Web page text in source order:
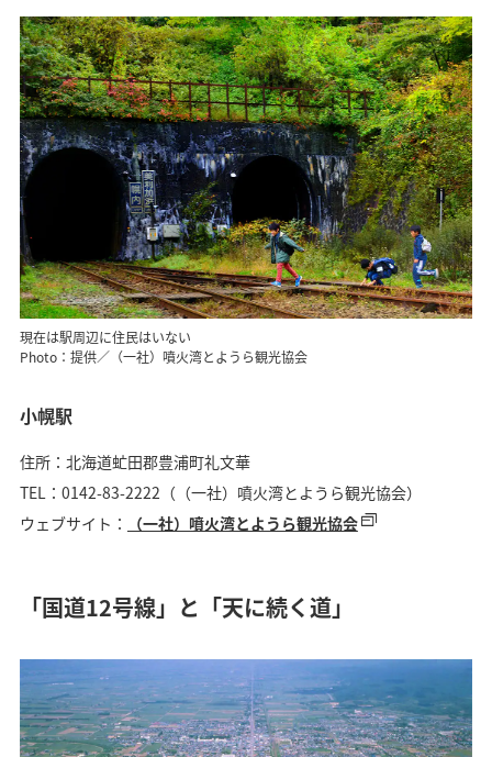
現在は駅周辺に住民はいない
Photo：提供／（一社）噴火湾とようら観光協会
小幌駅
住所：北海道虻田郡豊浦町礼文華
TEL：0142-83-2222（（一社）噴火湾とようら観光協会）
ウェブサイト：
（一社）噴火湾とようら観光協会
「国道12号線」と「天に続く道」